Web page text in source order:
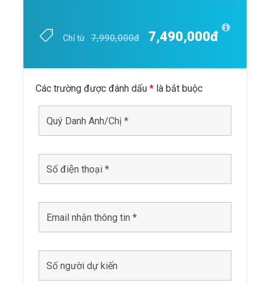
Chỉ từ 7,990,000đ 7,490,000đ
Các trường được đánh dấu * là bắt buộc